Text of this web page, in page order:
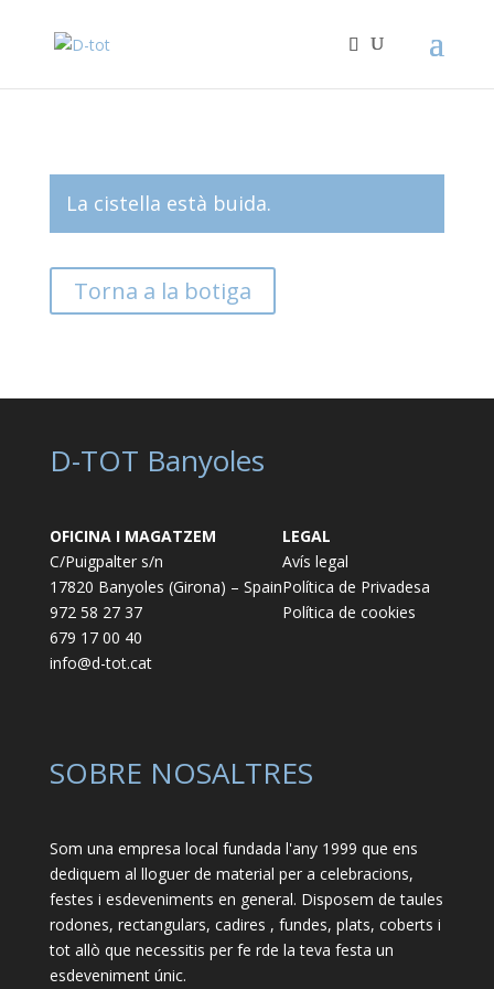
La cistella està buida.
Torna a la botiga
D-TOT Banyoles
OFICINA I MAGATZEM
C/Puigpalter s/n
17820 Banyoles (Girona) – Spain
972 58 27 37
679 17 00 40
info@d-tot.cat
LEGAL
Avís legal
Política de Privadesa
Política de cookies
SOBRE NOSALTRES
Som una empresa local fundada l'any 1999 que ens
dediquem al lloguer de material per a celebracions,
festes i esdeveniments en general. Disposem de taules
rodones, rectangulars, cadires , fundes, plats, coberts i
tot allò que necessitis per fe rde la teva festa un
esdeveniment únic.